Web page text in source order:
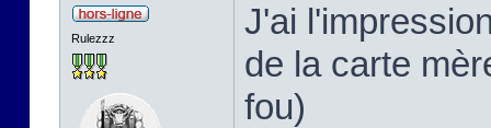
Rulezzz
J'ai
de la carte
fou)